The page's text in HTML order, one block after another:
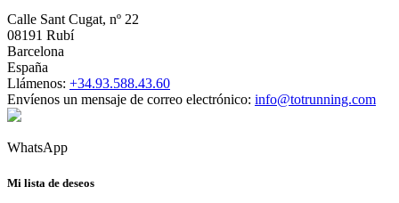
Calle Sant Cugat, nº 22
08191 Rubí
Barcelona
España
Llámenos: +34.93.588.43.60
Envíenos un mensaje de correo electrónico: info@totrunning.com
WhatsApp
Mi lista de deseos